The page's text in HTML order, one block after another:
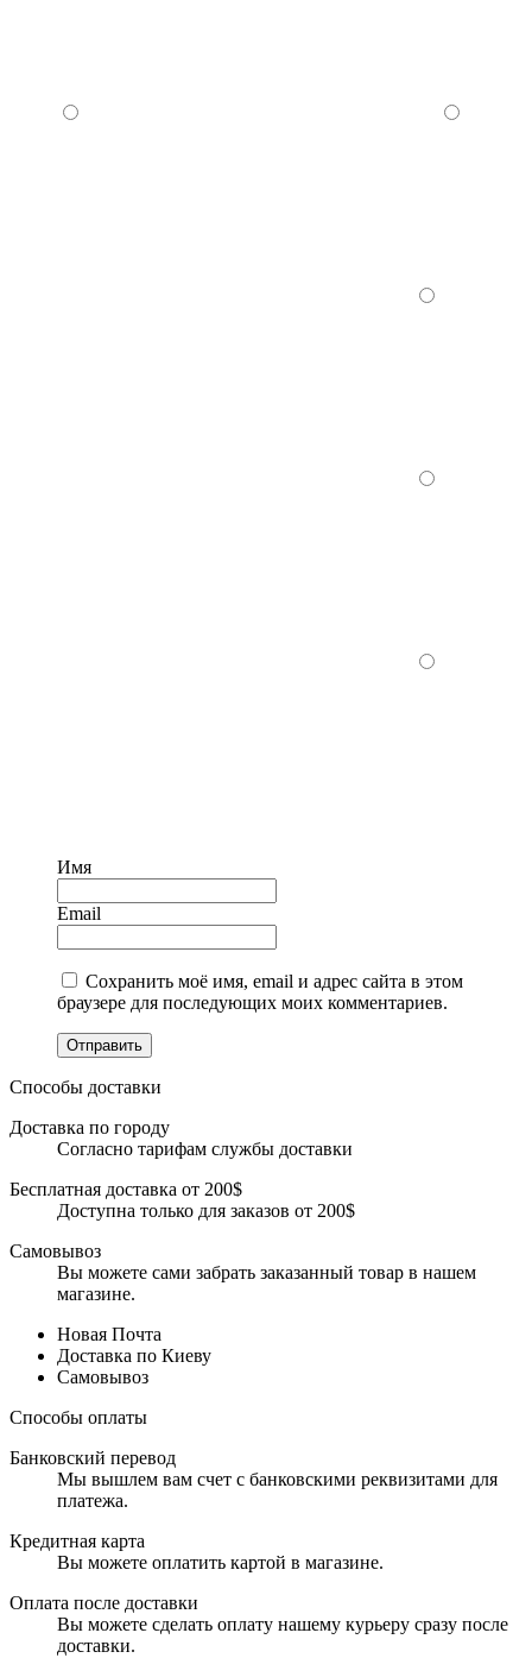
Имя
Email
Сохранить моё имя, email и адрес сайта в этом
браузере для последующих моих комментариев.
Отправить
Способы доставки
Доставка по городу
Согласно тарифам службы доставки
Бесплатная доставка от 200$
Доступна только для заказов от 200$
Самовывоз
Вы можете сами забрать заказанный товар в нашем
магазине.
Новая Почта
Доставка по Киеву
Самовывоз
Способы оплаты
Банковский перевод
Мы вышлем вам счет с банковскими реквизитами для
платежа.
Кредитная карта
Вы можете оплатить картой в магазине.
Оплата после доставки
Вы можете сделать оплату нашему курьеру сразу после
доставки.